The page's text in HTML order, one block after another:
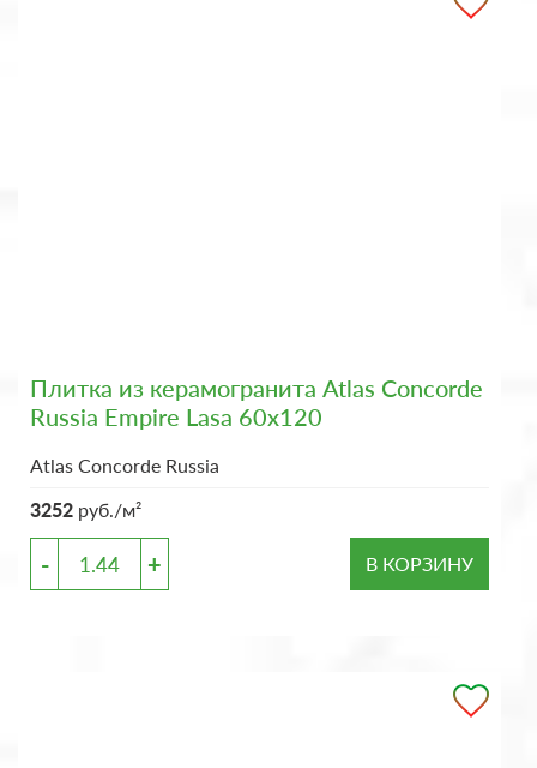
Плитка из керамогранита Atlas Concorde
Russia Empire Lasa 60x120
Atlas Concorde Russia
3252 руб./м²
- + В КОРЗИНУ